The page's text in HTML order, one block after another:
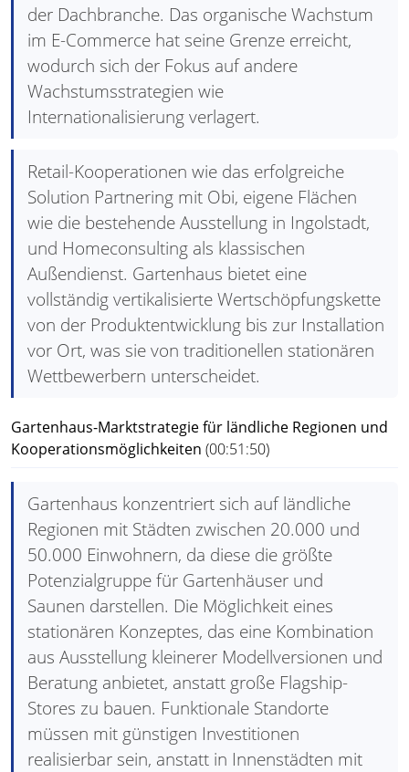
der Dachbranche. Das organische Wachstum
im E-Commerce hat seine Grenze erreicht,
wodurch sich der Fokus auf andere
Wachstumsstrategien wie
Internationalisierung verlagert.
Retail-Kooperationen wie das erfolgreiche
Solution Partnering mit Obi, eigene Flächen
wie die bestehende Ausstellung in Ingolstadt,
und Homeconsulting als klassischen
Außendienst. Gartenhaus bietet eine
vollständig vertikalisierte Wertschöpfungskette
von der Produktentwicklung bis zur Installation
vor Ort, was sie von traditionellen stationären
Wettbewerbern unterscheidet.
Gartenhaus-Marktstrategie für ländliche Regionen und
Kooperationsmöglichkeiten (00:51:50)
Gartenhaus konzentriert sich auf ländliche
Regionen mit Städten zwischen 20.000 und
50.000 Einwohnern, da diese die größte
Potenzialgruppe für Gartenhäuser und
Saunen darstellen. Die Möglichkeit eines
stationären Konzeptes, das eine Kombination
aus Ausstellung kleinerer Modellversionen und
Beratung anbietet, anstatt große Flagship-
Stores zu bauen. Funktionale Standorte
müssen mit günstigen Investitionen
realisierbar sein, anstatt in Innenstädten mit